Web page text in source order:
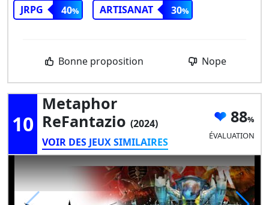
JRPG
40 ARTISANAT 30
Bonne proposition Nope
10
Metaphor
ReFantazio (2024)
VOIR DES JEUX SIMILAIRES
88
ÉVALUATION